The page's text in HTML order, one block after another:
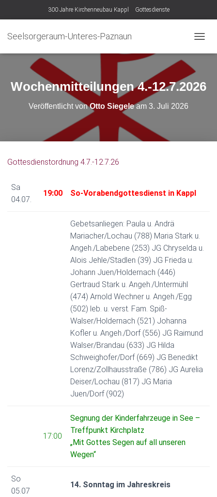
300 Jahre Kirchenneubau Kappl Gottesdienste
Seelsorgeraum-Unteres-Paznaun
A
G
A
Wochenmitteilungen 4.-12.7.2026
Veröffentlicht vonOtto Siegeleam 3. Juli 2026
Gottesdienstordnung 4.7.-12.7.26
Sa
04.07.
19:00 So-Vorabendgottesdienst in Kappl
Gebetsanliegen: Paula u. Andrä
Mariacher/Lochau (788) Maria Stark u.
Angeh./Labebene (253) JG Chryselda u.
Alois Jehle/Stadlen (39) JG Frieda u.
Johann Juen/Holdernach (446)
Gertraud Stark u. Angeh./Untermühl
(474) Arnold Wechner u. Angeh./Egg
(502) leb. u. verst. Fam. Spiß-
Walser/Holdernach (521) Johanna
Kofler u. Angeh./Dorf (556) JG Raimund
Walser/Brandau (633) JG Hilda
Schweighofer/Dorf (669) JG Benedikt
Lorenz/Zollhausstraße (786) JG Aurelia
Deiser/Lochau (817) JG Maria
Juen/Dorf (902)
17:00
Segnung der Kinderfahrzeuge in See –
Treffpunkt Kirchplatz
„Mit Gottes Segen auf all unseren
Wegen“
So
05.07
14. Sonntag im Jahreskreis